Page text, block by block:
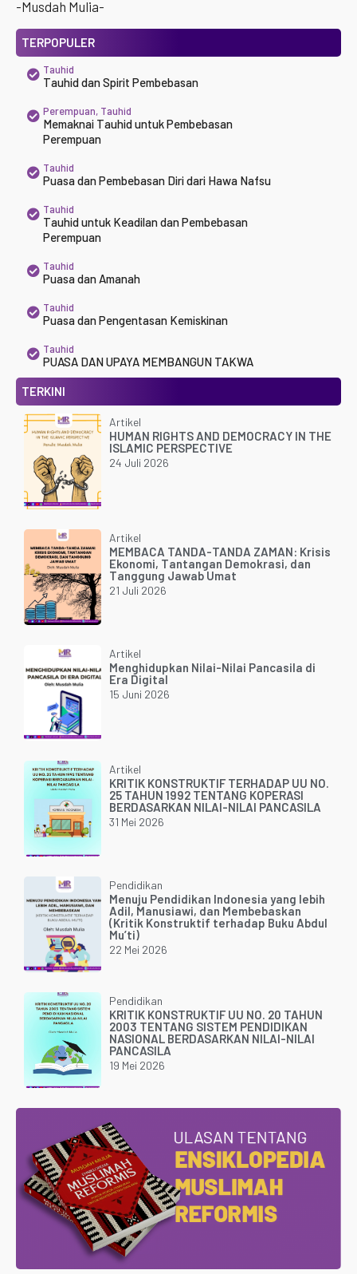
-Musdah Mulia-
TERPOPULER
Tauhid
Tauhid dan Spirit Pembebasan
Perempuan, Tauhid
Memaknai Tauhid untuk Pembebasan
Perempuan
Tauhid
Puasa dan Pembebasan Diri dari Hawa Nafsu
Tauhid
Tauhid untuk Keadilan dan Pembebasan
Perempuan
Tauhid
Puasa dan Amanah
Tauhid
Puasa dan Pengentasan Kemiskinan
Tauhid
PUASA DAN UPAYA MEMBANGUN TAKWA
TERKINI
Artikel
HUMAN RIGHTS AND DEMOCRACY IN THE
ISLAMIC PERSPECTIVE
24 Juli 2026
Artikel
MEMBACA TANDA-TANDA ZAMAN: Krisis
Ekonomi, Tantangan Demokrasi, dan
Tanggung Jawab Umat
21 Juli 2026
Artikel
Menghidupkan Nilai-Nilai Pancasila di
Era Digital
15 Juni 2026
Artikel
KRITIK KONSTRUKTIF TERHADAP UU NO.
25 TAHUN 1992 TENTANG KOPERASI
BERDASARKAN NILAI-NILAI PANCASILA
31 Mei 2026
Pendidikan
Menuju Pendidikan Indonesia yang lebih
Adil, Manusiawi, dan Membebaskan
(Kritik Konstruktif terhadap Buku Abdul
Mu’ti)
22 Mei 2026
Pendidikan
KRITIK KONSTRUKTIF UU NO. 20 TAHUN
2003 TENTANG SISTEM PENDIDIKAN
NASIONAL BERDASARKAN NILAI-NILAI
PANCASILA
19 Mei 2026